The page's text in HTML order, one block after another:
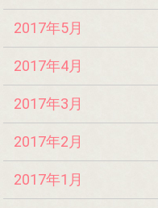
2017年5月
2017年4月
2017年3月
2017年2月
2017年1月